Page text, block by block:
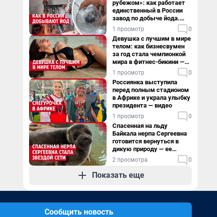
рубежом»: как работает
единственный в России
завод по добыче йода.
Видео
1 просмотр 0
Девушка с лучшим в мире
телом: как бизнесвумен
за год стала чемпионкой
мира в фитнес-бикини —
видео
1 просмотр 0
Россиянка выступила
перед полным стадионом
в Африке и украла улыбку
президента — видео
1 просмотр 0
Спасенная на льду
Байкала нерпа Сергеевна
готовится вернуться в
дикую природу — ее
видеоистория
2 просмотра 0
Показать еще
Сообщить новость